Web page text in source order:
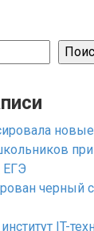
при
ЕГЭ
черный
IT-